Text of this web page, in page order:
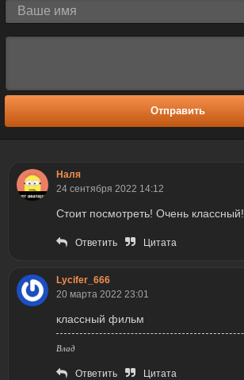
Отправить
Наля
24 сентября 2022 14:12
Стоит посмотреть! Очень классный!
Ответить Цитата
Lycifer_666
20 марта 2022 23:01
классный фильм
Влад
Ответить Цитата